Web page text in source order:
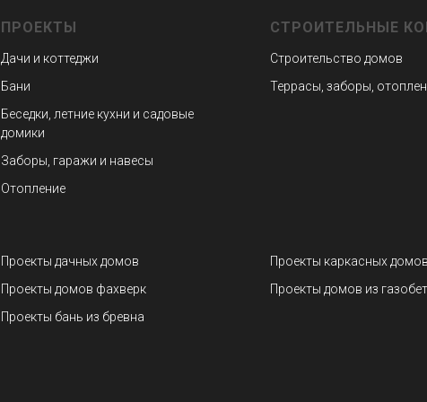
ПРОЕКТЫ
Дачи и коттеджи
Бани
Беседки, летние кухни и садовые
домики
Заборы, гаражи и навесы
Отопление
СТРОИТЕЛЬНЫЕ
Строительство домов
Террасы, заборы,
Проекты дачных домов
Проекты домов фахверк
Проекты бань из бревна
Проекты каркасных домов
Проекты домов из